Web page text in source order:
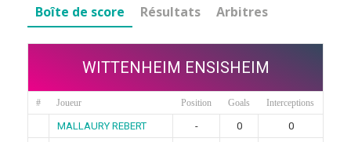
Boîte de score Résultats Arbitres
WITTENHEIM ENSISHEIM
# Joueur Position Goals Interceptions
MALLAURY REBERT - 0
0